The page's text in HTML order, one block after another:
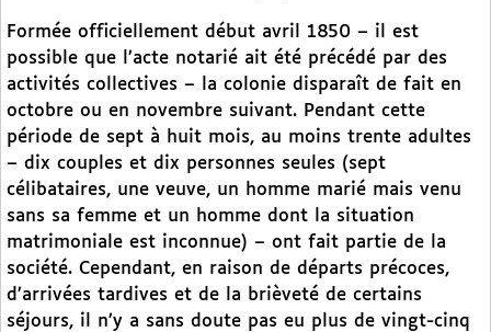
Formée officiellement début avril 1850 – il est
possible que l’acte notarié ait été précédé par des
activités collectives – la colonie disparaît de fait en
octobre ou en novembre suivant. Pendant cette
période de sept à huit mois, au moins trente adultes
– dix couples et dix personnes seules (sept
célibataires, une veuve, un homme marié mais venu
sans sa femme et un homme dont la situation
matrimoniale est inconnue) – ont fait partie de la
société. Cependant, en raison de départs précoces,
d’arrivées tardives et de la brièveté de certains
séjours, il n’y a sans doute pas eu plus de vingt-cinq